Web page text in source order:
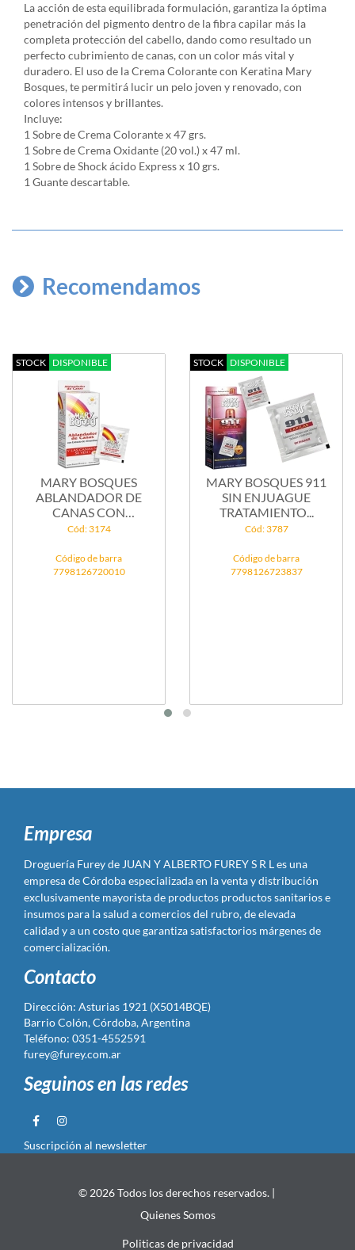
La acción de esta equilibrada formulación, garantiza la óptima
penetración del pigmento dentro de la fibra capilar más la
completa protección del cabello, dando como resultado un
perfecto cubrimiento de canas, con un color más vital y
duradero. El uso de la Crema Colorante con Keratina Mary
Bosques, te permitirá lucir un pelo joven y renovado, con
colores intensos y brillantes.
Incluye:
1 Sobre de Crema Colorante x 47 grs.
1 Sobre de Crema Oxidante (20 vol.) x 47 ml.
1 Sobre de Shock ácido Express x 10 grs.
1 Guante descartable.
Recomendamos
STOCK DISPONIBLE
MARY BOSQUES
ABLANDADOR DE
CANAS CON
EXTRACTO DE...
Cód: 3174
Código de barra
7798126720010
STOCK DISPONIBLE
MARY BOSQUES 911
SIN ENJUAGUE
TRATAMIENTO...
Cód: 3787
Código de barra
7798126723837
Empresa
Droguería Furey de JUAN Y ALBERTO FUREY S R L es una
empresa de Córdoba especializada en la venta y distribución
exclusivamente mayorista de productos productos sanitarios e
insumos para la salud a comercios del rubro, de elevada
calidad y a un costo que garantiza satisfactorios márgenes de
comercialización.
Contacto
Dirección: Asturias 1921 (X5014BQE)
Barrio Colón, Córdoba, Argentina
Teléfono: 0351-4552591
furey@furey.com.ar
Seguinos en las redes
Suscripción al newsletter
© 2026 Todos los derechos reservados. |
Quienes Somos
Politicas de privacidad